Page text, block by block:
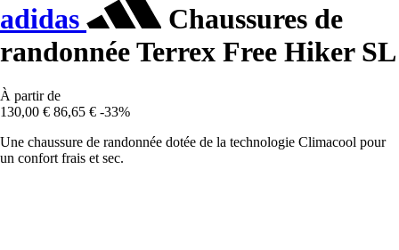
adidas
Chaussures de
randonnée Terrex Free Hiker SL
À partir de
130,00 € 86,65 € -33%
Une chaussure de randonnée dotée de la technologie Climacool pour
un confort frais et sec.